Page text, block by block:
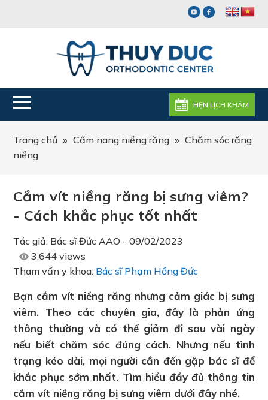
HẸN LỊCH KHÁM
Trang chủ » Cẩm nang niềng răng » Chăm sóc răng
niềng
Cắm vít niềng răng bị sưng viêm?
- Cách khắc phục tốt nhất
Tác giả: Bác sĩ Đức AAO -09/02/2023
3,644 views
Tham vấn y khoa: Bác sĩ Phạm Hồng Đức
Bạn cắm vít niềng răng nhưng cảm giác bị sưng
viêm. Theo các chuyên gia, đây là phản ứng
thông thường và có thể giảm đi sau vài ngày
nếu biết chăm sóc đúng cách. Nhưng nếu tình
trạng kéo dài, mọi người cần đến gặp bác sĩ để
khắc phục sớm nhất. Tìm hiểu đầy đủ thông tin
cắm vít niềng răng bị sưng viêm dưới đây nhé.